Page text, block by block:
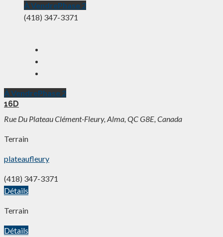
À VendrePhase 2
(418) 347-3371
À VendrePhase 2
16D
Rue Du Plateau Clément-Fleury, Alma, QC G8E, Canada
Terrain
plateaufleury
(418) 347-3371
Détails
Terrain
Détails